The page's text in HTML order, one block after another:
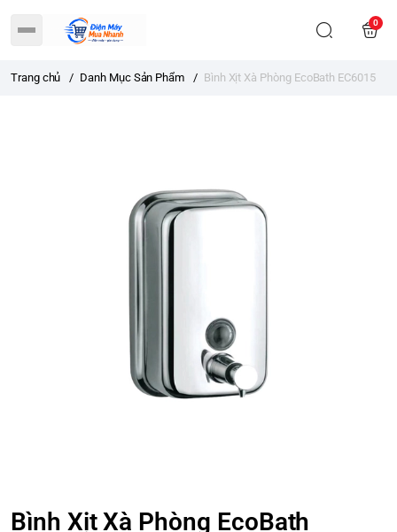
0
Trang chủ / Danh Mục Sản Phẩm / Bình Xịt Xà Phòng EcoBath EC6015
Bình Xịt Xà Phòng EcoBath